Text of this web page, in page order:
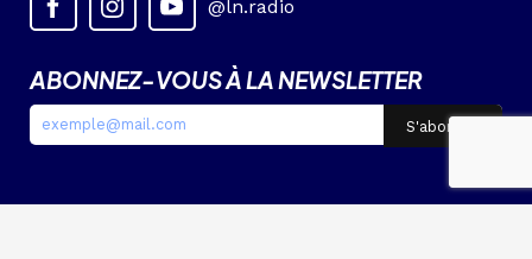
@ln.radio
ABONNEZ-VOUS À LA NEWSLETTER